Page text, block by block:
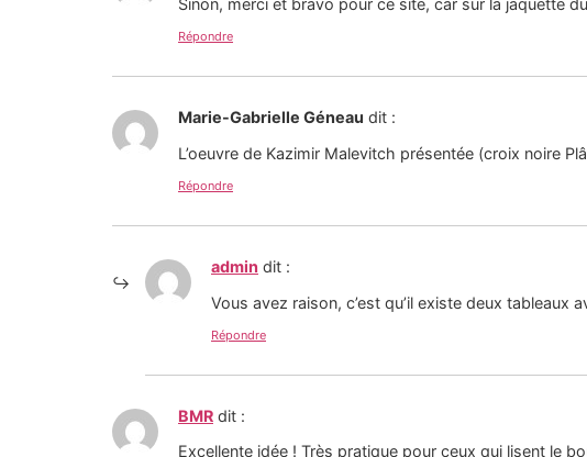
Sinon, merci et bravo pour ce site, car sur la jaquette
Répondre
Marie-Gabrielle Géneau dit :
L’oeuvre de Kazimir Malevitch présentée (croix noire
Répondre
admin dit :
Vous avez raison, c’est qu’il existe deux tableaux
Répondre
BMR dit :
Excellente idée ! Très pratique pour ceux qui lisent le